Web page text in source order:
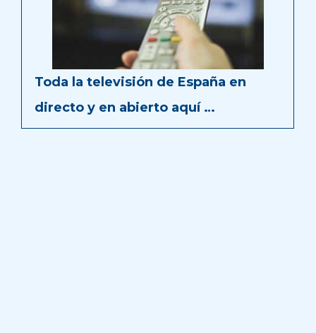
Toda la televisión de España en
directo y en abierto aquí …